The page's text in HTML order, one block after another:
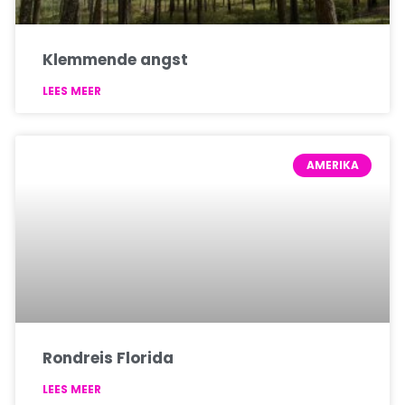
Klemmende angst
LEES MEER
AMERIKA
Rondreis Florida
LEES MEER